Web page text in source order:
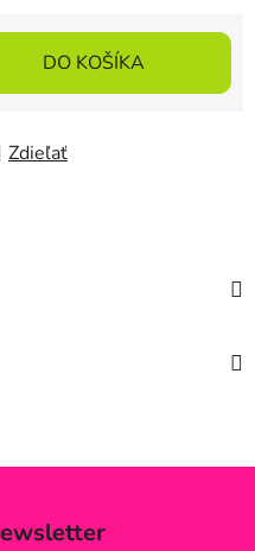
DO KOŠÍKA
Zdieľať